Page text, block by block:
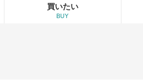
買いたい
BUY